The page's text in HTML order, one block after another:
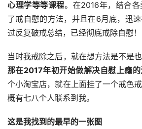
心理学等等课程。在2016年，结合
了戒自慰的方法，并且在6月底，迅
过反复破戒总结，已经彻底戒除自慰！
当时我戒除之后，就在想方法是不是
那在2017年初开始做解决自慰上瘾
个小淘宝店，就在上面挂了一个戒色
概有七八个人联系到我。
这是我找到的最早的一张图